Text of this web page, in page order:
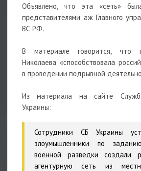
Объявлено, что эта «сеть»
представителями аж Главного
ВС РФ.
В материале говорится, что
Николаева «способствовала
в проведении подрывной
Из материала на сайте
Украины:
Сотрудники СБ Украины
злоумышленники по
военной разведки создали
агентурную сеть из